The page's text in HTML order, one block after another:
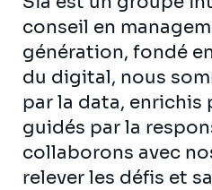
conseil en
génération, fondé
du digital, nous
par la data, enrichis
guidés par la
collaborons avec
relever les défis et